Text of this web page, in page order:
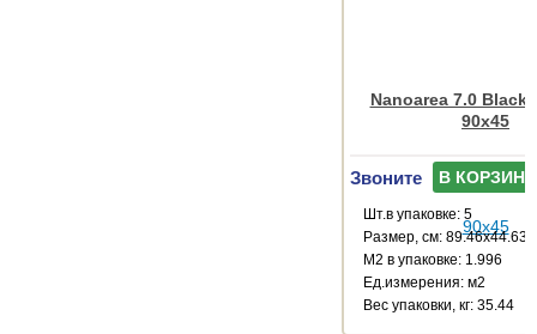
Nanoarea 7.0 Black
90x45
Звоните В КОРЗИНУ
Шт.в упаковке: 5
Размер, см: 89.46x44.63
М2 в упаковке: 1.996
Ед.измерения: м2
Веc упаковки, кг: 35.44